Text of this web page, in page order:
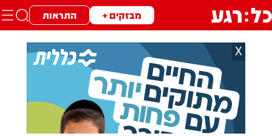
מבזקים + התראות
X